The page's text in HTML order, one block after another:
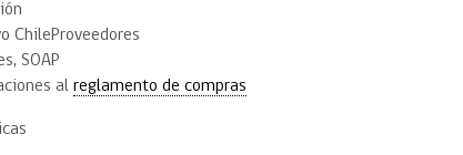
ChileProveedores
SOAP
alreglamento de compras